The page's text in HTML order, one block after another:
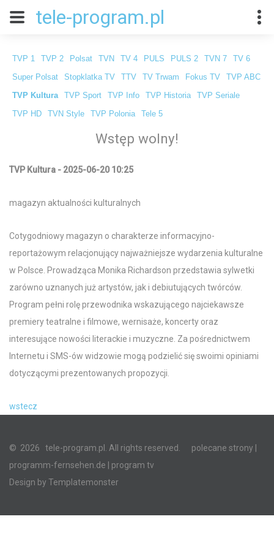
tele-program.pl
TVP 1 TVP 2 Polsat TVN TV 4 PULS PULS 2 TVN 7 TV 6
Super Polsat Stopklatka TV TTV TV Trwam Fokus TV TVP ABC
TVP Kultura TVP Sport TVP Info TVP Historia TVP Seriale
TVP HD TVN Style TVP Polonia Tele 5
Wstęp wolny!
TVP Kultura - 2025-06-20 10:25
magazyn aktualności kulturalnych
Cotygodniowy magazyn o charakterze informacyjno-
reportażowym relacjonujący najważniejsze wydarzenia kulturalne
w Polsce. Prowadząca Monika Richardson przedstawia sylwetki
zarówno uznanych już artystów, jak i debiutujących twórców.
Program pełni rolę przewodnika wskazującego najciekawsze
premiery teatralne i filmowe, wernisaże, koncerty oraz
interesujące nowości literackie i muzyczne. Za pośrednictwem
Internetu i SMS-ów widzowie mogą podzielić się swoimi opiniami
dotyczącymi prezentowanych propozycji.
wstecz
© 2026 tele-program.pl. All rights reserved. polecane strony
programm-fernsehen.de | program tv
Design by Templatemonster